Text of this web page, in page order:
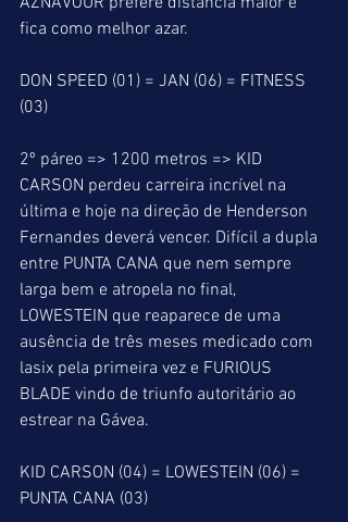
fica como melhor azar.
DON SPEED (01) = JAN (06) = FITNESS
(03)
2º páreo => 1200 metros => KID
CARSON perdeu carreira incrível na
última e hoje na direção de Henderson
Fernandes deverá vencer. Difícil a dupla
entre PUNTA CANA que nem sempre
larga bem e atropela no final,
LOWESTEIN que reaparece de uma
ausência de três meses medicado com
lasix pela primeira vez e FURIOUS
BLADE vindo de triunfo autoritário ao
estrear na Gávea.
KID CARSON (04) = LOWESTEIN (06) =
PUNTA CANA (03)